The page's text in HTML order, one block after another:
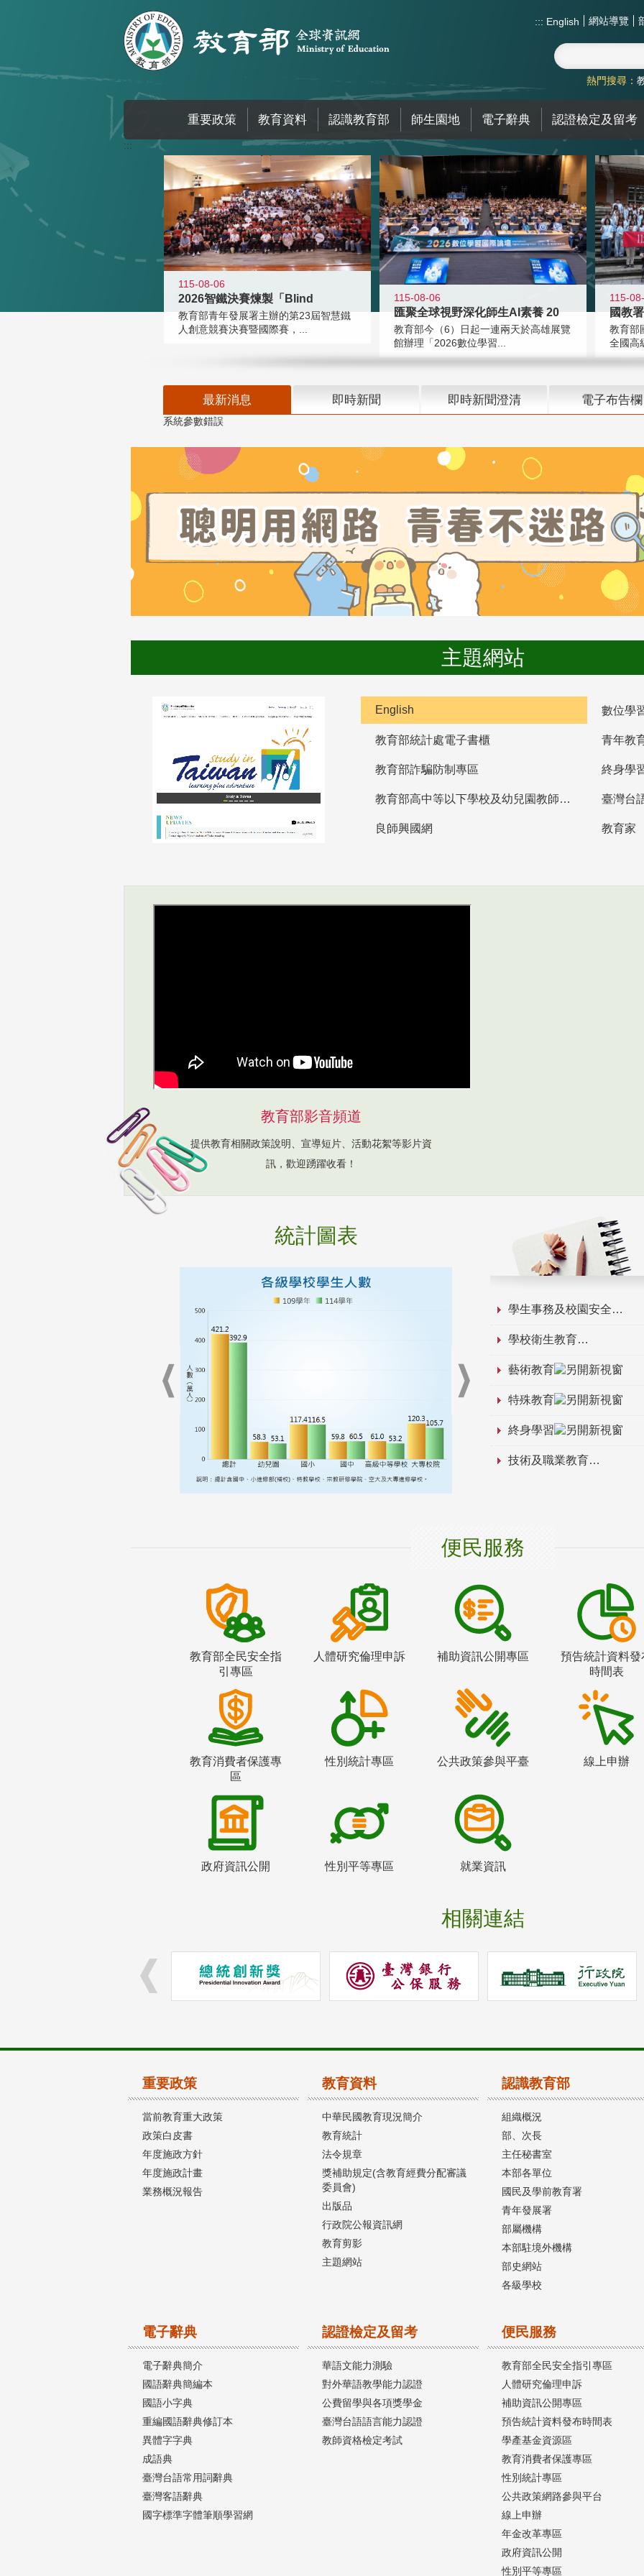
::: English 網站導覽
熱門搜尋：
重要政策 教育資料 認識教育部 師生園地 電子辭典 認證檢定及留考
:::
115-08-06
2026智鐵決賽煉製「Blind
教育部青年發展署主辦的第23屆智慧鐵
人創意競賽決賽暨國際賽，...
115-08-06
匯聚全球視野深化師生AI素養 20
教育部今（6）日起一連兩天於高雄展覽
館辦理「2026數位學習...
115-
教育部
全國高
最新消息 即時新聞 即時新聞澄清 電子布告欄
系統參數錯誤
主題網站
English 數位學
教育部統計處電子書櫃 青年教
教育部詐騙防制專區 終身學
教育部高中等以下學校及幼兒園教師資格檢定考試 臺灣台
良師興國網 教育家
教育部影音頻道
提供教育相關政策說明、宣導短片、活動花絮等影片資
訊，歡迎踴躍收看！
統計圖表
學生事務及校園安全
學校衛生教育
藝術教育
特殊教育
終身學習
技術及職業教育
便民服務
教育部全民安全指
引專區
人體研究倫理申訴 補助資訊公開專區
預告統計資料發
時間表
教育消費者保護專
區
性別統計專區 公共政策參與平臺 線上申辦
政府資訊公開 性別平等專區 就業資訊
相關連結
重要政策
當前教育重大政策
政策白皮書
年度施政方針
年度施政計畫
業務概況報告
教育資料
中華民國教育現況簡介
教育統計
法令規章
獎補助規定(含教育經費分配審議
委員會)
出版品
行政院公報資訊網
教育剪影
主題網站
認識教育部
組織概況
部、次長
主任秘書室
本部各單位
國民及學前教育署
青年發展署
部屬機構
本部駐境外機構
部史網站
各級學校
電子辭典
電子辭典簡介
國語辭典簡編本
國語小字典
重編國語辭典修訂本
異體字字典
成語典
臺灣台語常用詞辭典
臺灣客語辭典
國字標準字體筆順學習網
認證檢定及留考
華語文能力測驗
對外華語教學能力認證
公費留學與各項獎學金
臺灣台語語言能力認證
教師資格檢定考試
便民服務
教育部全民安全指引專區
人體研究倫理申訴
補助資訊公開專區
預告統計資料發布時間表
學產基金資源區
教育消費者保護專區
性別統計專區
公共政策網路參與平台
線上申辦
年金改革專區
政府資訊公開
性別平等專區